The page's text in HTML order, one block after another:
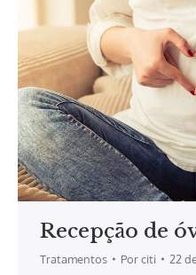
Recepção de
Tratamentos Porciti 22